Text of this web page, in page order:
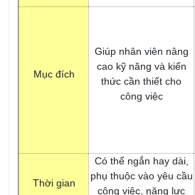
Mục đích
Giúp nhân viên nâng
cao kỹ năng và kiến
thức cần thiết cho
công việc
Thời gian
Có thể ngắn hay dài,
phụ thuộc vào yêu cầu
công việc, năng lực